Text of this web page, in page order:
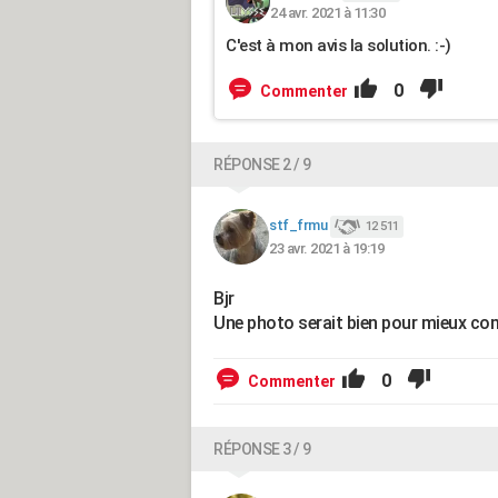
24 avr. 2021 à 11:30
C'est à mon avis la solution. :-)
Commenter 0
RÉPONSE 2 / 9
stf_frmu 12 511
23 avr. 2021 à 19:19
Bjr
Une photo serait bien pour mieux
Commenter 0
RÉPONSE 3 / 9